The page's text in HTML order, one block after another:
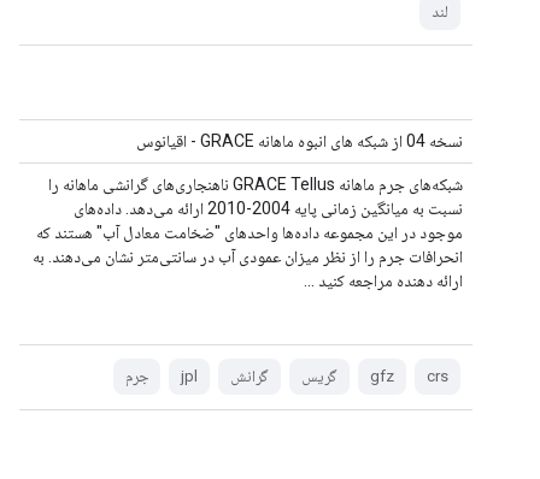
لند
نسخه 04 از شبکه های انبوه ماهانه GRACE - اقیانوس
شبکه‌های جرم ماهانه GRACE Tellus ناهنجاری‌های گرانشی ماهانه را
نسبت به میانگین زمانی پایه 2004-2010 ارائه می‌دهد. داده‌های
موجود در این مجموعه داده‌ها واحدهای "ضخامت معادل آب" هستند که
انحرافات جرم را از نظر میزان عمودی آب در سانتی‌متر نشان می‌دهند. به
ارائه دهنده مراجعه کنید ...
crs
gfz گریس گرانش jpl جرم